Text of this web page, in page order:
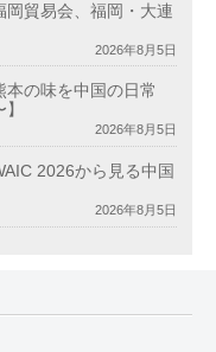
貿易会、福岡・大連
2026年8月5日
の味を中国の日常
2026年8月5日
2026から見る中国
2026年8月5日